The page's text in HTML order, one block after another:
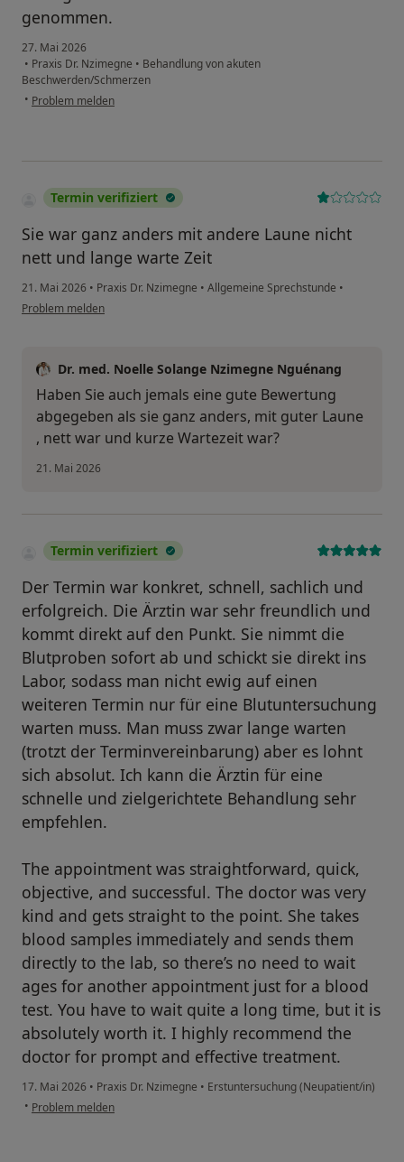
genommen.
27. Mai 2026
• Praxis Dr. Nzimegne • Behandlung von akuten
Beschwerden/Schmerzen
• Problem melden
Termin verifiziert
Sie war ganz anders mit andere Laune nicht
nett und lange warte Zeit
21. Mai 2026 • Praxis Dr. Nzimegne • Allgemeine Sprechstunde •
Problem melden
Dr. med. Noelle Solange Nzimegne Nguénang
Haben Sie auch jemals eine gute Bewertung
abgegeben als sie ganz anders, mit guter Laune
, nett war und kurze Wartezeit war?
21. Mai 2026
Termin verifiziert
Der Termin war konkret, schnell, sachlich und
erfolgreich. Die Ärztin war sehr freundlich und
kommt direkt auf den Punkt. Sie nimmt die
Blutproben sofort ab und schickt sie direkt ins
Labor, sodass man nicht ewig auf einen
weiteren Termin nur für eine Blutuntersuchung
warten muss. Man muss zwar lange warten
(trotzt der Terminvereinbarung) aber es lohnt
sich absolut. Ich kann die Ärztin für eine
schnelle und zielgerichtete Behandlung sehr
empfehlen.
The appointment was straightforward, quick,
objective, and successful. The doctor was very
kind and gets straight to the point. She takes
blood samples immediately and sends them
directly to the lab, so there’s no need to wait
ages for another appointment just for a blood
test. You have to wait quite a long time, but it is
absolutely worth it. I highly recommend the
doctor for prompt and effective treatment.
17. Mai 2026 • Praxis Dr. Nzimegne • Erstuntersuchung (Neupatient/in)
• Problem melden